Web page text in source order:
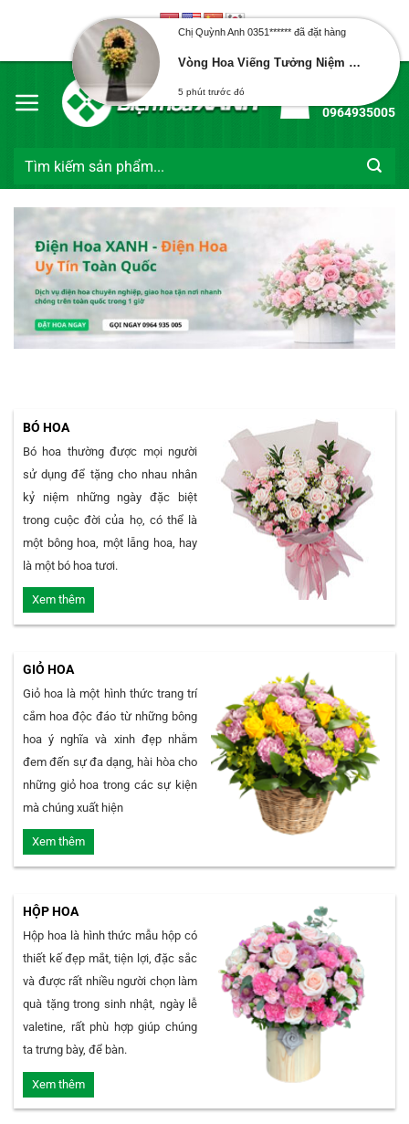
Chào mừng bạn đến với Điện Hoa Xanh
0964935005
Tìm
BÓ HOA
Bó hoa thường được mọi người
sử dụng để tặng cho nhau nhân
kỷ niệm những ngày đặc biệt
trong cuộc đời của họ, có thể là
một bông hoa, một lẵng hoa, hay
là một bó hoa tươi.
Xem thêm
GIỎ HOA
Giỏ hoa là một hình thức trang trí
cắm hoa độc đáo từ những bông
hoa ý nghĩa và xinh đẹp nhằm
đem đến sự đa dạng, hài hòa cho
những giỏ hoa trong các sự kiện
mà chúng xuất hiện
Xem thêm
HỘP HOA
Hộp hoa là hình thức mẫu hộp có
thiết kế đẹp mắt, tiện lợi, đặc sắc
và được rất nhiều người chọn làm
quà tặng trong sinh nhật, ngày lễ
valetine, rất phù hợp giúp chúng
ta trưng bày, để bàn.
Xem thêm
Chị Quỳnh Anh 0351****** đã đặt hàng
Vòng Hoa Viếng Tưởng Niệm 377
5 phút trước đó